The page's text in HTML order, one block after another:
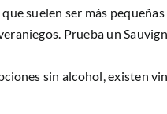
suelen ser más
Prueba un
sin alcohol, existen